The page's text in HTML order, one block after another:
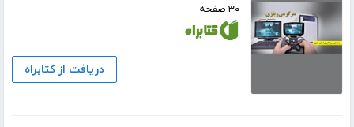
۳۰ صفحه
دریافت از کتابراه